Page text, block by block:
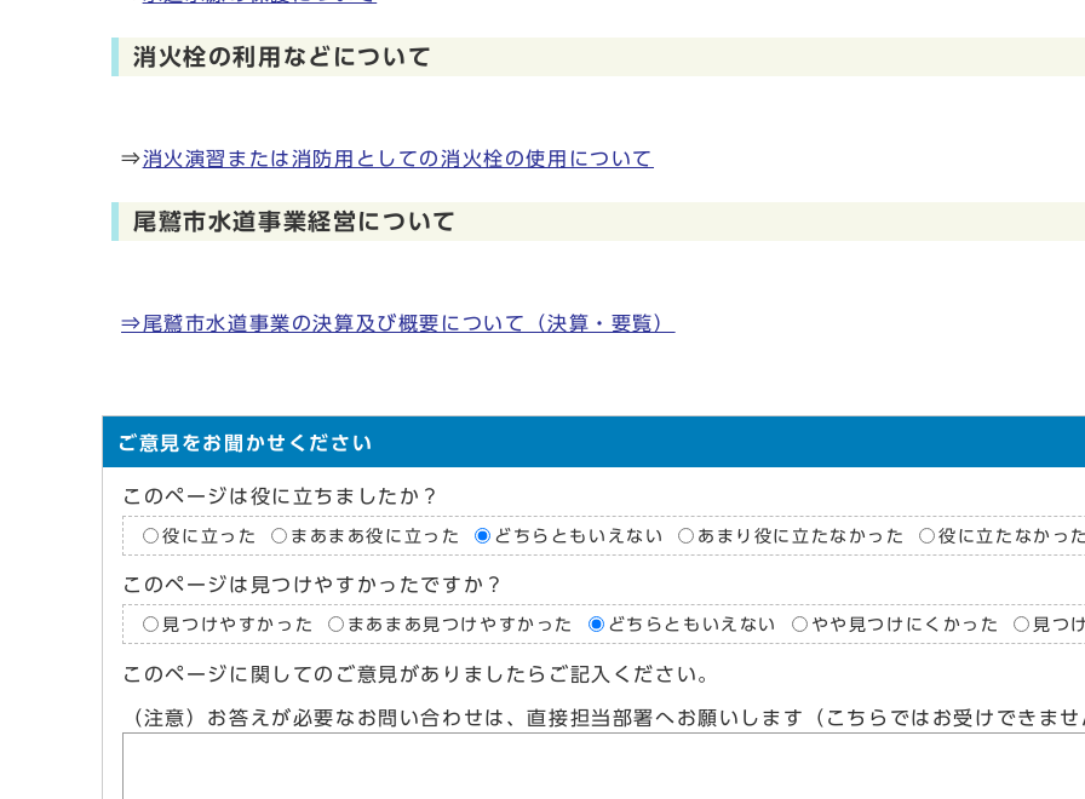
消火栓の利用などについて
⇒消火演習または消防用としての消火栓の使用について
尾鷲市水道事業経営について
⇒尾鷲市水道事業の決算及び概要について（決算・要覧）
ご意見をお聞かせください
このページは役に立ちましたか？
役に立った まあまあ役に立った どちらともいえない あまり役に立たなかった 役に立たなかっ
このページは見つけやすかったですか？
見つけやすかった まあまあ見つけやすかった どちらともいえない やや見つけにくかった 見つ
このページに関してのご意見がありましたらご記入ください。
（注意）お答えが必要なお問い合わせは、直接担当部署へお願いします（こちらではお受けできま